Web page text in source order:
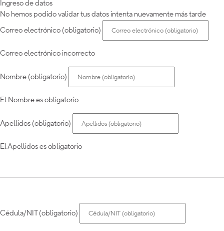
Ingreso de datos
No hemos podido validar tus datos intenta nuevamente más tarde
Correo electrónico (obligatorio)
Correo electrónico incorrecto
Nombre (obligatorio)
El Nombre es obligatorio
Apellidos (obligatorio)
El Apellidos es obligatorio
Cédula/NIT (obligatorio)